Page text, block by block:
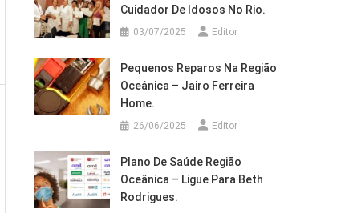
Cuidador De Idosos No Rio.
03/07/2025 Editor
Pequenos Reparos Na Região
Oceânica – Jairo Ferreira
Home.
26/06/2025 Editor
Plano De Saúde Região
Oceânica – Ligue Para Beth
Rodrigues.